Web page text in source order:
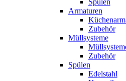
Spülen
Armaturen
Zubehör
Müllsysteme
Zubehör
Spülen
Edelstahl